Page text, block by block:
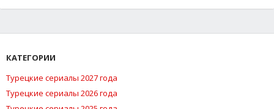
КАТЕГОРИИ
Турецкие сериалы 2027 года
Турецкие сериалы 2026 года